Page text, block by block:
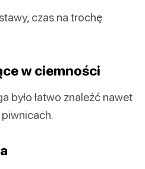
czas na trochę
w ciemności
było łatwo znaleźć nawet